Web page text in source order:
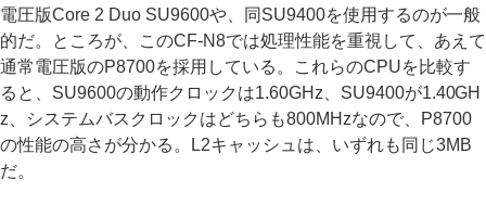
電圧版Core 2 Duo SU9600や、同SU9400を使用するのが一般
的だ。ところが、このCF-N8では処理性能を重視して、あえて
通常電圧版のP8700を採用している。これらのCPUを比較す
ると、SU9600の動作クロックは1.60GHz、SU9400が1.40GH
z、システムバスクロックはどちらも800MHzなので、P8700
の性能の高さが分かる。L2キャッシュは、いずれも同じ3MB
だ。